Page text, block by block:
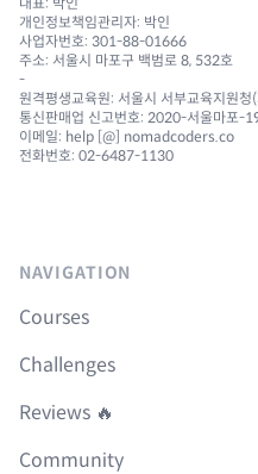
개인정보책임관리자: 박인
사업자번호: 301-88-01666
주소: 서울시 마포구 백범로 8, 532호
-
원격평생교육원: 서울시 서부교육지원
통신판매업 신고번호: 2020-서울마포-
이메일: help [@] nomadcoders.co
전화번호: 02-6487-1130
NAVIGATION
Courses
Challenges
Reviews 🔥
Community